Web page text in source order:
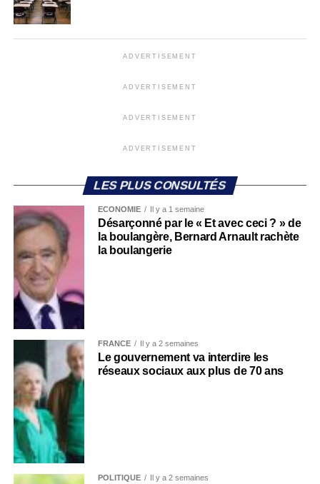
ADVERTISEMENT
ADVERTISEMENT
ADVERTISEMENT
ADVERTISEMENT
LES PLUS CONSULTÉS
ECONOMIE Il y a 1 semaine
Désarçonné par le « Et avec ceci ? » de
la boulangère, Bernard Arnault rachète
la boulangerie
FRANCE Il y a 2 semaines
Le gouvernement va interdire les
réseaux sociaux aux plus de 70 ans
POLITIQUE Il y a 2 semaines